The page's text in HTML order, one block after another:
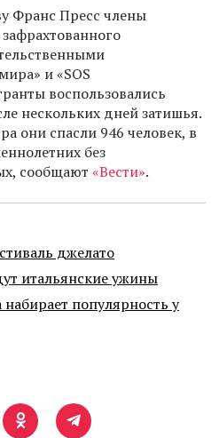
Франс Пресс члены
и «SOS
воспользовались
нескольких дней затишья.
они спасли 946 человек, в
без
сообщают «Вести».
джелато
итальянские ужины
популярность у